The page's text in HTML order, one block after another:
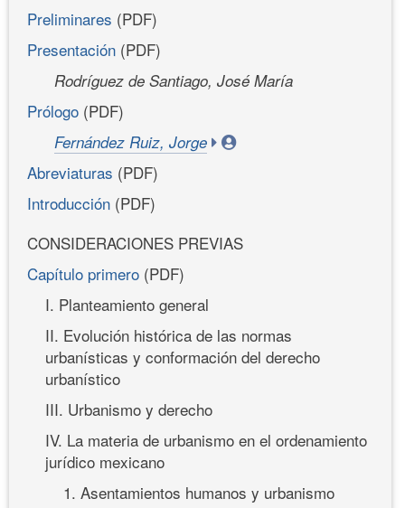
Preliminares (PDF)
Presentación (PDF)
Rodríguez de Santiago, José María
Prólogo (PDF)
Fernández Ruiz, Jorge
Abreviaturas (PDF)
Introducción (PDF)
CONSIDERACIONES PREVIAS
Capítulo primero (PDF)
I. Planteamiento general
II. Evolución histórica de las normas
urbanísticas y conformación del derecho
urbanístico
III. Urbanismo y derecho
IV. La materia de urbanismo en el ordenamiento
jurídico mexicano
1. Asentamientos humanos y urbanismo